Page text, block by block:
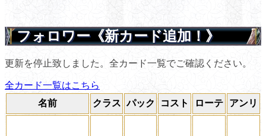
フォロワー《新カード追加！》
更新を停止致しました。全カード一覧でご確認ください。
全カード一覧はこちら
名前
クラス パック コスト ローテ アンリ